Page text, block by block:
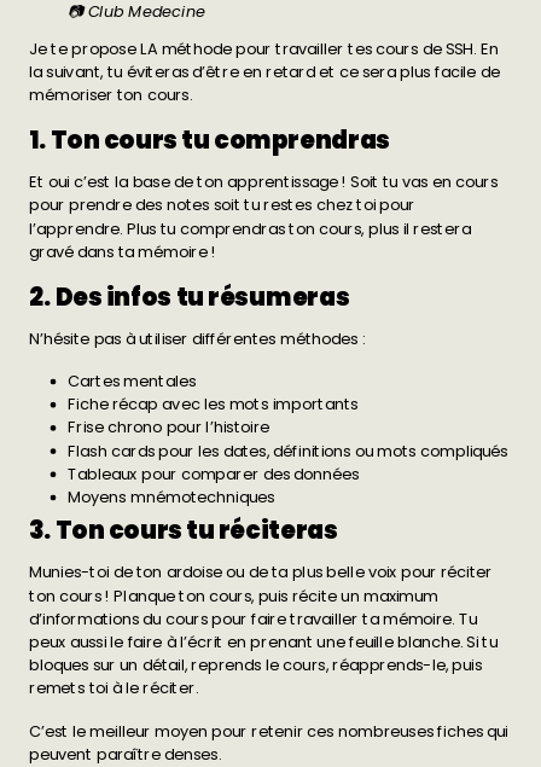
📷 Club Medecine
Je te propose LA méthode pour travailler tes cours de SSH. En
la suivant, tu éviteras d’être en retard et ce sera plus facile de
mémoriser ton cours.
1. Ton cours tu comprendras
Et oui c’est la base de ton apprentissage ! Soit tu vas en cours
pour prendre des notes soit tu restes chez toi pour
l’apprendre. Plus tu comprendras ton cours, plus il restera
gravé dans ta mémoire !
2. Des infos tu résumeras
N’hésite pas à utiliser différentes méthodes :
Cartes mentales
Fiche récap avec les mots importants
Frise chrono pour l’histoire
Flash cards pour les dates, définitions ou mots compliqués
Tableaux pour comparer des données
Moyens mnémotechniques
3. Ton cours tu réciteras
Munies-toi de ton ardoise ou de ta plus belle voix pour réciter
ton cours ! Planque ton cours, puis récite un maximum
d’informations du cours pour faire travailler ta mémoire. Tu
peux aussi le faire à l’écrit en prenant une feuille blanche. Si tu
bloques sur un détail, reprends le cours, réapprends-le, puis
remets toi à le réciter.
C’est le meilleur moyen pour retenir ces nombreuses fiches qui
peuvent paraître denses.